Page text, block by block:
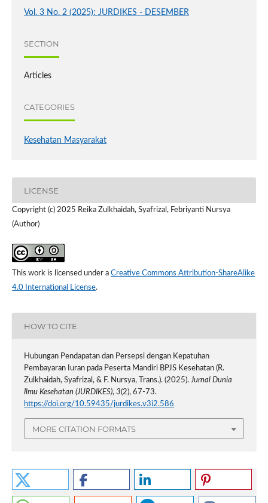
Vol. 3 No. 2 (2025): JURDIKES - DESEMBER
SECTION
Articles
CATEGORIES
Kesehatan Masyarakat
LICENSE
Copyright (c) 2025 Reika Zulkhaidah, Syafrizal, Febriyanti Nursya
(Author)
This work is licensed under a Creative Commons Attribution-ShareAlike
4.0 International License.
HOW TO CITE
Hubungan Pendapatan dan Persepsi dengan Kepatuhan
Pembayaran Iuran pada Peserta Mandiri BPJS Kesehatan (R.
Zulkhaidah, Syafrizal, & F. Nursya, Trans.). (2025).Jurnal Dunia
Ilmu Kesehatan (JURDIKES), 3(2), 67-73.
https://doi.org/10.59435/jurdikes.v3i2.586
MORE CITATION FORMATS